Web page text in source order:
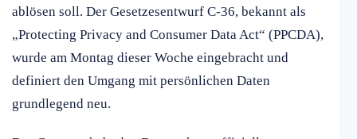
ablösen soll. Der Gesetzesentwurf C-36, bekannt als
„Protecting Privacy and Consumer Data Act“ (PPCDA),
wurde am Montag dieser Woche eingebracht und
definiert den Umgang mit persönlichen Daten
grundlegend neu.